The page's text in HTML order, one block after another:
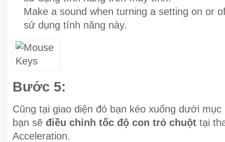
Make a sound when turning a setting on or
sử dụng tính năng này.
Bước 5:
Cũng tại giao diện đó bạn kéo xuống dưới mục
bạn sẽ điều chỉnh tốc độ con trỏ chuột tại
Acceleration.